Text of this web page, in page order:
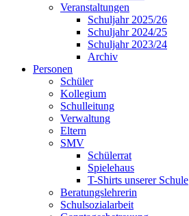
Veranstaltungen
Schuljahr 2025/26
Schuljahr 2024/25
Schuljahr 2023/24
Archiv
Personen
Schüler
Kollegium
Schulleitung
Verwaltung
Eltern
SMV
Schülerrat
Spielehaus
T-Shirts unserer Schule
Beratungslehrerin
Schulsozialarbeit